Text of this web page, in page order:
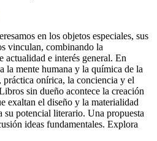
en los objetos especiales, sus
vinculan, combinando la
actualidad e interés general. En
la mente humana y la química de la
práctica onírica, la conciencia y el
sin dueño acontece la creación
exaltan el diseño y la materialidad
su potencial literario. Una propuesta
ideas fundamentales. Explora